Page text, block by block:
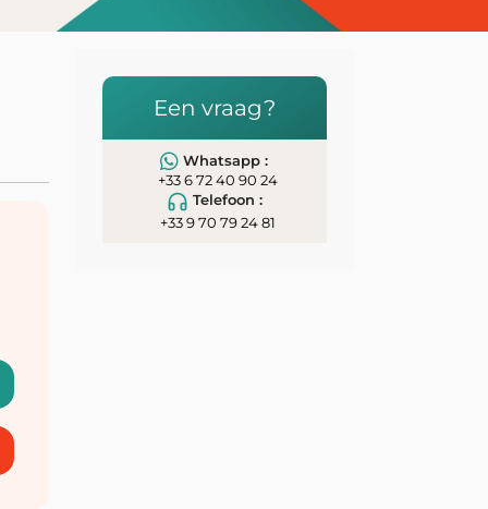
Een vraag?
Whatsapp :
+33 6 72 40 90 24
Telefoon :
+33 9 70 79 24 81